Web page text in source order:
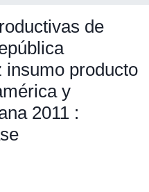
de
insumo producto
y
2011 :